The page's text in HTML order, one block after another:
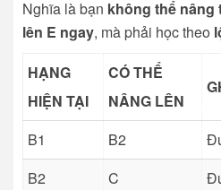
Nghĩa là bạn không thể nâng
lên E ngay, mà phải học theo
HẠNG
HIỆN TẠI
CÓ THỂ
NÂNG LÊN
B1 B2
B2
C